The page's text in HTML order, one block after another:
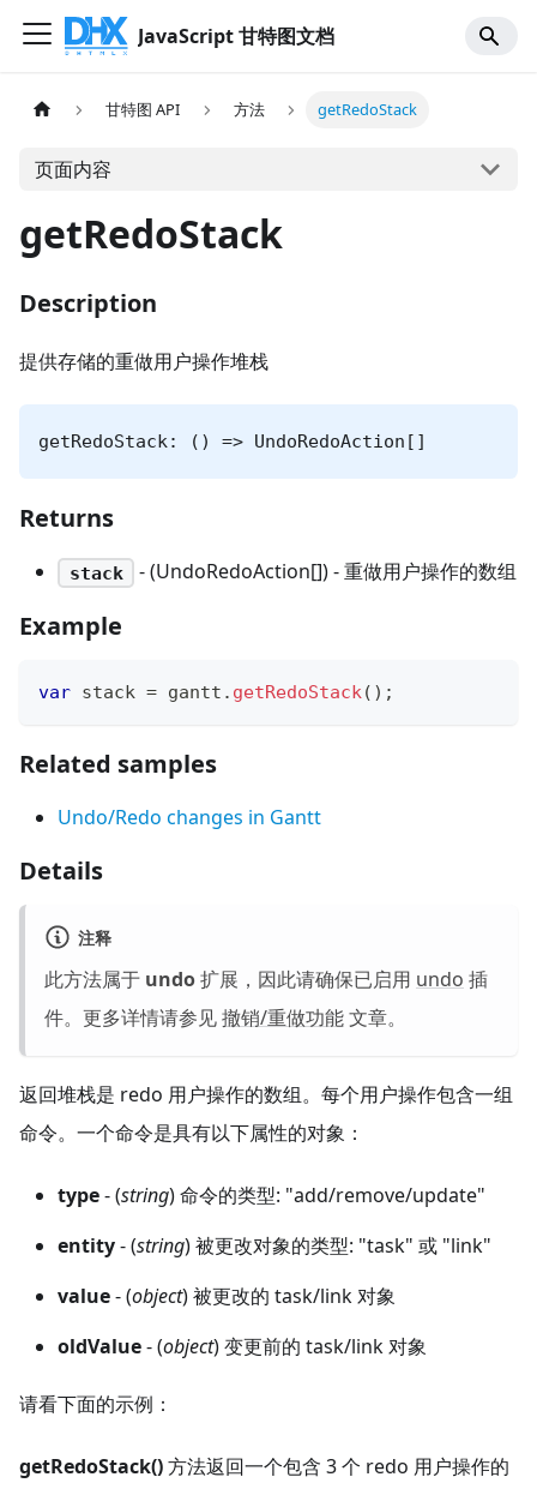
JavaScript 甘特图文档
甘特图 API 方法 getRedoStack
页面内容
getRedoStack
Description
提供存储的重做用户操作堆栈
getRedoStack: () => UndoRedoAction[]
Returns
stack - (UndoRedoAction[]) - 重做用户操作的数组
Example
var stack = gantt . getRedoStack( ) ;
Related samples
Undo/Redo changes in Gantt
Details
注释
此方法属于 undo扩展，因此请确保已启用 undo 插
件。更多详情请参见撤销/重做功能文章。
返回堆栈是 redo 用户操作的数组。每个用户操作包含一组
命令。一个命令是具有以下属性的对象：
type- (string) 命令的类型: "add/remove/update"
entity- (string) 被更改对象的类型: "task" 或 "link"
value- (object) 被更改的 task/link 对象
oldValue- (object) 变更前的 task/link 对象
请看下面的示例：
getRedoStack()方法返回一个包含 3 个 redo 用户操作的